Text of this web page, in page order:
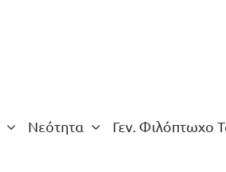
Νεότητα Γεν. Φιλόπτωχο